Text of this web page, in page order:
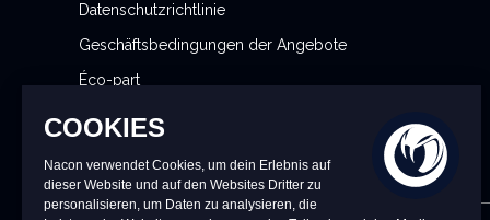
Datenschutzrichtlinie
Geschäftsbedingungen der Angebote
Éco-part
Meine Cookie-Einstellungen verwalten